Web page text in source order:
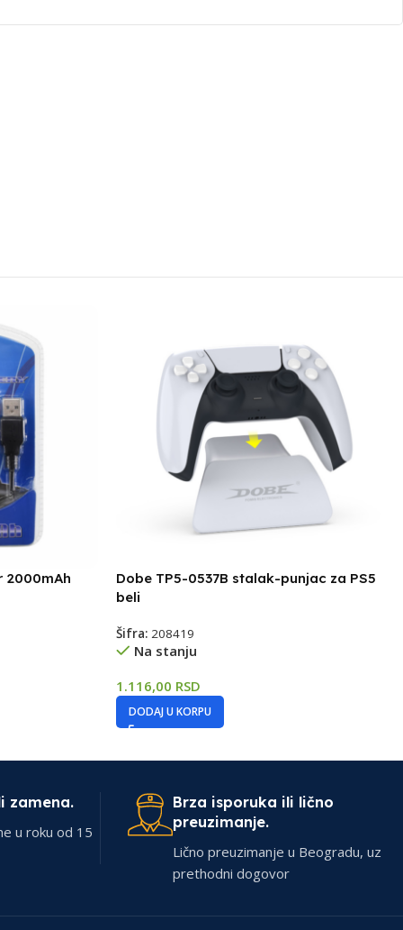
2000mAh
Dobe TP5-0537B stalak-punjac za PS5
beli
Šifra:208419
Na stanju
1.116,00 RSD
DODAJ U KORPU
zamena.
u roku od 15
Brza isporuka ili lično
preuzimanje.
Lično preuzimanje u Beogradu, uz
prethodni dogovor